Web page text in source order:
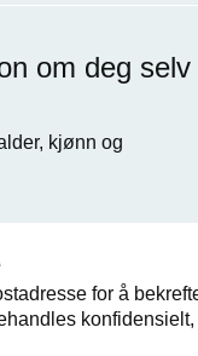
om deg selv
kjønn og
for å